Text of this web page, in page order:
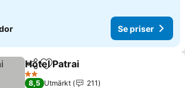
Se priser
Dela Lägg till i Mina Favoriter
Hotel Patrai
2 Stjärnor
8,5 Utmärkt
211